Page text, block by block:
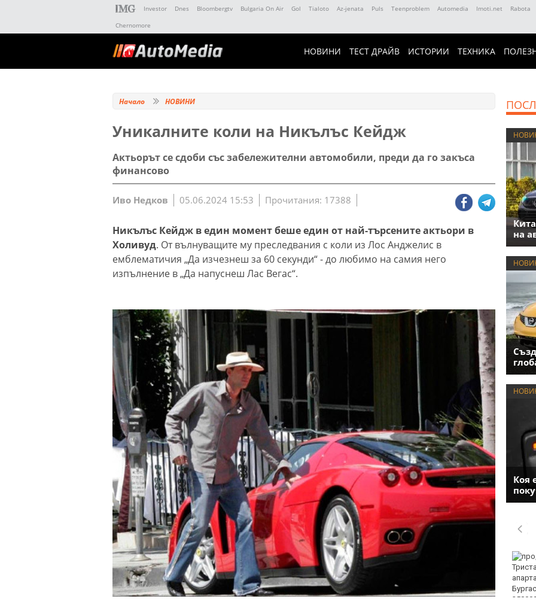
Investor Dnes Bloombergtv Bulgaria On Air Gol Tialoto Az-jenata Puls Teenproblem Automedia Imoti.net Rabota
Chernomore
НОВИНИ ТЕСТ ДРАЙВ ИСТОРИИ ТЕХНИКА
Начало НОВИНИ
Уникалните коли на Никълъс Кейдж
Актьорът се сдоби със забележителни автомобили, преди да го закъса
финансово
Иво Недков 05.06.2024 15:53 Прочитания: 17388
Никълъс Кейдж в един момент беше един от най-търсените актьори в
Холивуд. От вълнуващите му преследвания с коли из Лос Анджелис в
емблематичия „Да изчезнеш за 60 секунди“ - до любимо на самия него
изпълнение в „Да напуснеш Лас Вегас“.
на
Коя
Убитият мъж на